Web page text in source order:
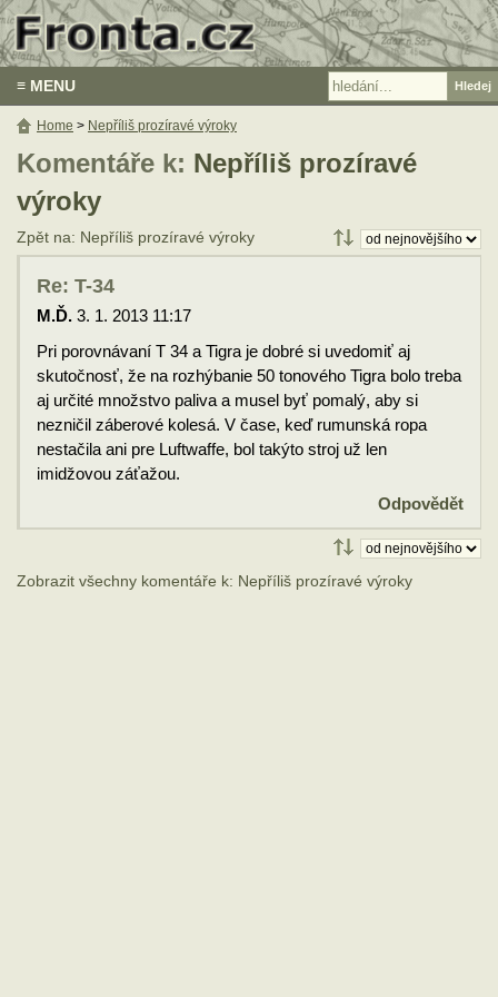
≡ MENU
Komentáře k: Nepříliš prozíravé
výroky
Zpět na: Nepříliš prozíravé výroky
Re: T-34
M.Ď. 3. 1. 2013 11:17
Pri porovnávaní T 34 a Tigra je dobré si uvedomiť aj
skutočnosť, že na rozhýbanie 50 tonového Tigra bolo treba
aj určité množstvo paliva a musel byť pomalý, aby si
nezničil záberové kolesá. V čase, keď rumunská ropa
nestačila ani pre Luftwaffe, bol takýto stroj už len
imidžovou záťažou.
Odpovědět
Zobrazit všechny komentáře k: Nepříliš prozíravé výroky
Home > Nepříliš prozíravé výroky